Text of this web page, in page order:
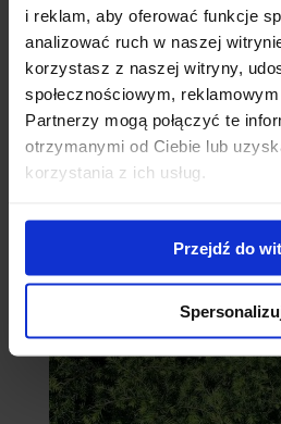
i reklam, aby oferować funkcje
analizować ruch w naszej
korzystasz z naszej witryny,
społecznościowym,
Partnerzy mogą połączyć te
otrzymanymi od Ciebie lub
korzystania z ich usług.
Przejdź do